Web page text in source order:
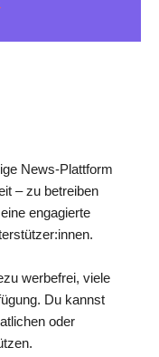
News-Plattform
– zu betreiben
engagierte
werbefrei, viele
Du kannst
oder